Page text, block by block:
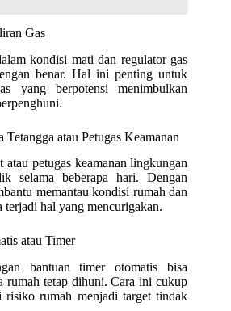
Gas
kondisi mati dan regulator gas
benar. Hal ini penting untuk
yang berpotensi menimbulkan
atau Petugas Keamanan
atau petugas keamanan lingkungan
selama beberapa hari. Dengan
memantau kondisi rumah dan
terjadi hal yang mencurigakan.
atau Timer
bantuan timer otomatis bisa
rumah tetap dihuni. Cara ini cukup
risiko rumah menjadi target tindak